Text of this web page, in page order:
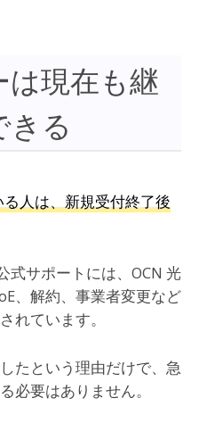
は現在も継
る
人は、新規受付終了後
式サポートには、OCN 光
、解約、事業者変更など
れています。
たという理由だけで、急
必要はありません。